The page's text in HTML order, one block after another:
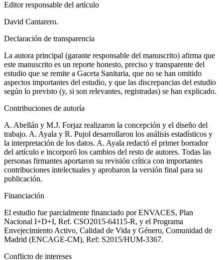
Editor responsable del artículo
David Cantarero.
Declaración de transparencia
La autora principal (garante responsable del manuscrito) afirma que
este manuscrito es un reporte honesto, preciso y transparente del
estudio que se remite a Gaceta Sanitaria, que no se han omitido
aspectos importantes del estudio, y que las discrepancias del estudio
según lo previsto (y, si son relevantes, registradas) se han explicado.
Contribuciones de autoría
A. Abellán y M.J. Forjaz realizaron la concepción y el diseño del
trabajo. A. Ayala y R. Pujol desarrollaron los análisis estadísticos y
la interpretación de los datos. A. Ayala redactó el primer borrador
del artículo e incorporó los cambios del resto de autores. Todas las
personas firmantes aportaron su revisión crítica con importantes
contribuciones intelectuales y aprobaron la versión final para su
publicación.
Financiación
El estudio fue parcialmente financiado por ENVACES, Plan
Nacional I+D+I, Ref. CSO2015-64115-R, y el Programa
Envejecimiento Activo, Calidad de Vida y Género, Comunidad de
Madrid (ENCAGE-CM), Ref: S2015/HUM-3367.
Conflicto de intereses